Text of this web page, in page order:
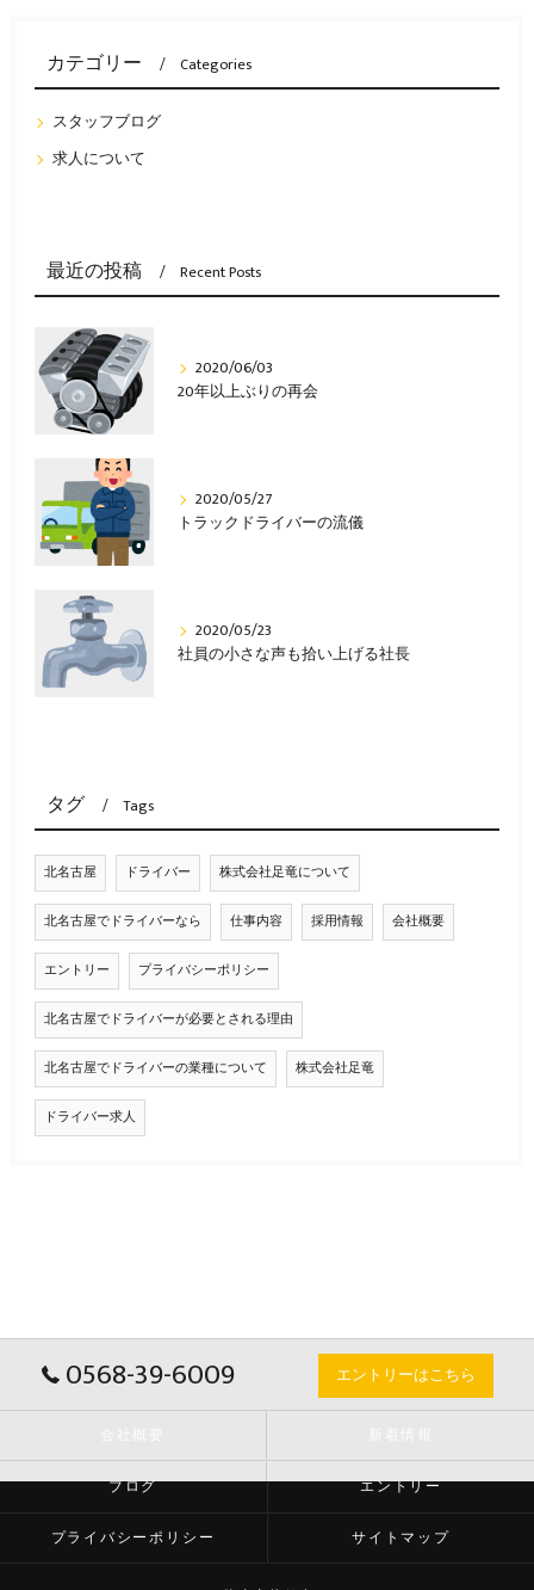
カテゴリー Categories
スタッフブログ
求人について
最近の投稿 Recent Posts
2020/06/03
20年以上ぶりの再会
2020/05/27
トラックドライバーの流儀
2020/05/23
社員の小さな声も拾い上げる社長
タグ Tags
北名古屋 ドライバー 株式会社足竜について
北名古屋でドライバーなら 仕事内容 採用情報 会社概要
エントリー プライバシーポリシー
北名古屋でドライバーが必要とされる理由
北名古屋でドライバーの業種について 株式会社足竜
ドライバー求人
0568-39-6009 エントリーはこちら
ブログ エントリー
プライバシーポリシー サイトマップ